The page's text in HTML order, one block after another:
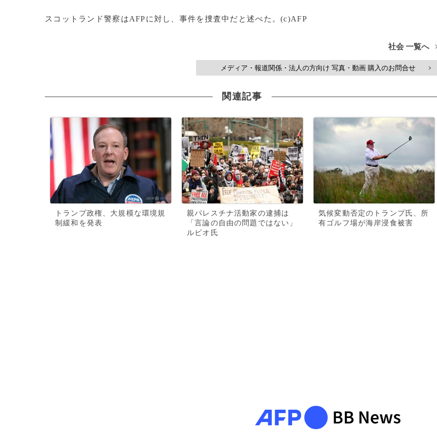
スコットランド警察はAFPに対し、事件を捜査中だと述べた。(c)AFP
社会 一覧へ
メディア・報道関係・法人の方向け 写真・動画 購入のお問合せ >
関連記事
トランプ政権、大規模な環境規
制緩和を発表
親パレスチナ活動家の逮捕は
「言論の自由の問題ではない」
ルビオ氏
気候変動否定のトランプ氏、所
有ゴルフ場が海岸浸食被害